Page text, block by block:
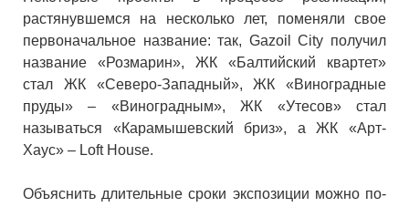
растянувшемся на несколько лет, поменяли свое
первоначальное название: так, Gazoil City получил
название «Розмарин», ЖК «Балтийский квартет»
стал ЖК «Северо-Западный», ЖК «Виноградные
пруды» – «Виноградным», ЖК «Утесов» стал
называться «Карамышевский бриз», а ЖК «Арт-
Хаус» – Loft House.
Объяснить длительные сроки экспозиции можно по-